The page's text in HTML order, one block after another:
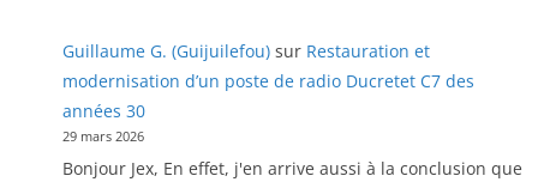
Guillaume G. (Guijuilefou)sur Restauration et
modernisation d’un poste de radio Ducretet C7 des
années 30
29 mars 2026
Bonjour Jex, En effet, j'en arrive aussi à la conclusion que